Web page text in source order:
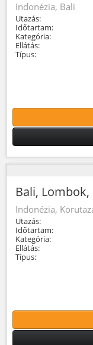
Indonézia, Bali
Utazás:
Időtartam:
Kategória:
Ellátás:
Típus:
Bali, Lombok,
Indonézia,
Utazás:
Időtartam:
Kategória:
Ellátás:
Típus: